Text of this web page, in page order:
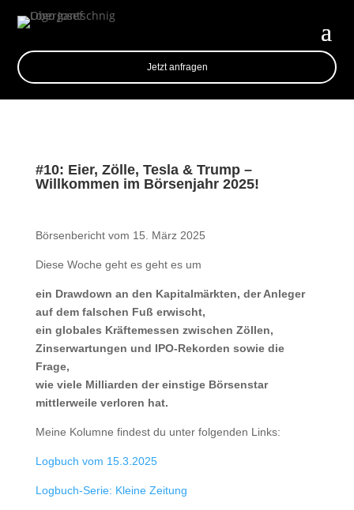
Jetzt anfragen
#10: Eier, Zölle, Tesla & Trump –
Willkommen im Börsenjahr 2025!
Börsenbericht vom 15. März 2025
Diese Woche geht es geht es um
ein Drawdown an den Kapitalmärkten, der Anleger
auf dem falschen Fuß erwischt,
ein globales Kräftemessen zwischen Zöllen,
Zinserwartungen und IPO-Rekorden sowie die
Frage,
wie viele Milliarden der einstige Börsenstar
mittlerweile verloren hat.
Meine Kolumne findest du unter folgenden Links:
Logbuch vom 15.3.2025
Logbuch-Serie: Kleine Zeitung